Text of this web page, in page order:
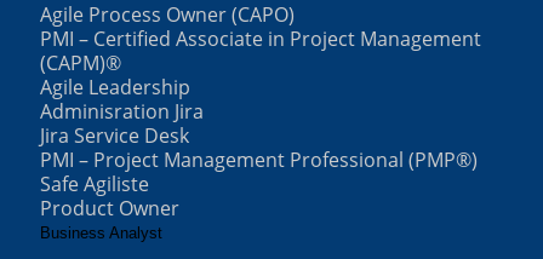
Agile Process Owner (CAPO)
PMI – Certified Associate in Project Management
(CAPM)®
Agile Leadership
Adminisration Jira
Jira Service Desk
PMI – Project Management Professional (PMP®)
Safe Agiliste
Product Owner
Business Analyst